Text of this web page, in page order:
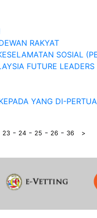
RAKYAT
SOSIAL
FUTURE
YANG DI-
23 - 24 - 25 - 26 - 36 >